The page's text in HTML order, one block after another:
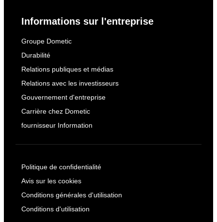
Informations sur l'entreprise
Groupe Dometic
Durabilité
Relations publiques et médias
Relations avec les investisseurs
Gouvernement d'entreprise
Carrière chez Dometic
fournisseur Information
Politique de confidentialité
Avis sur les cookies
Conditions générales d'utilisation
Conditions d'utilisation